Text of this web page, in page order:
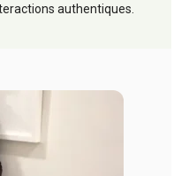
authentiques.